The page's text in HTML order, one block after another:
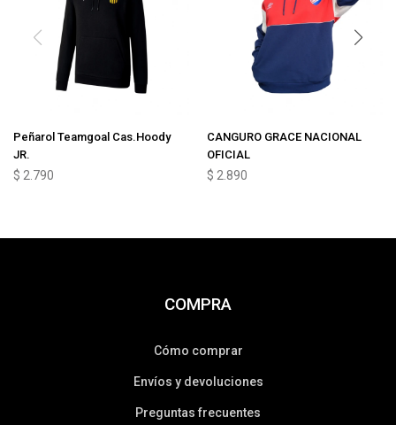
Peñarol Teamgoal Cas.Hoody
JR.
$ 2.790
CANGURO GRACE NACIONAL
OFICIAL
$ 2.890
COMPRA
Cómo comprar
Envíos y devoluciones
Preguntas frecuentes